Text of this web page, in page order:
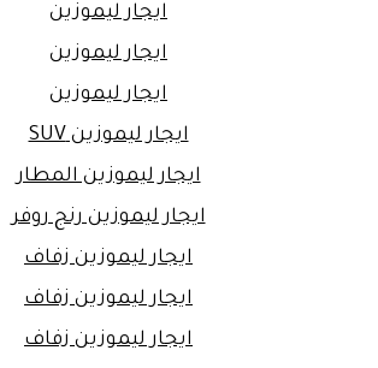
ايجار ليموزين
ايجار ليموزين
ايجار ليموزين
ايجار ليموزين SUV
ايجار ليموزين المطار
ايجار ليموزين رنج روفر
ايجار ليموزين زفاف
ايجار ليموزين زفاف
ايجار ليموزين زفاف